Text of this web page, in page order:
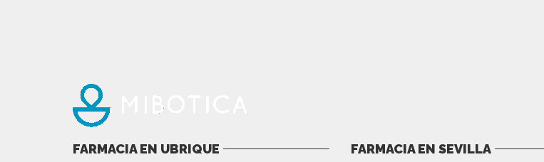
FARMACIA EN UBRIQUE
FARMACIA EN SEVILLA